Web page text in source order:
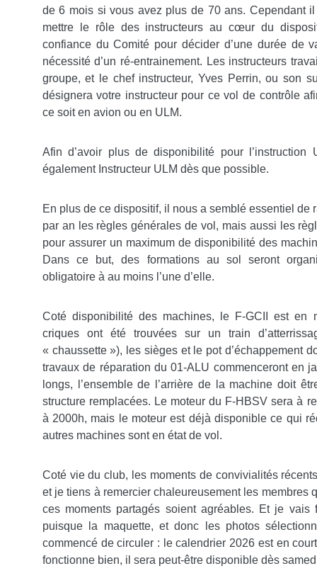
de 6 mois si vous avez plus de 70 ans. Cependant il
mettre le rôle des instructeurs au cœur du
confiance du Comité pour décider d’une durée de
nécessité d’un ré-entrainement. Les instructeurs
groupe, et le chef instructeur, Yves Perrin, ou son
désignera votre instructeur pour ce vol de contrôle
ce soit en avion ou en ULM.
Afin d’avoir plus de disponibilité pour l’instruction
également Instructeur ULM dès que possible.
En plus de ce dispositif, il nous a semblé essentiel de
par an les règles générales de vol, mais aussi les
pour assurer un maximum de disponibilité des
Dans ce but, des formations au sol seront
obligatoire à au moins l’une d’elle.
Coté disponibilité des machines, le F-GCII est en
criques ont été trouvées sur un train
« chaussette »), les sièges et le pot d’échappement
travaux de réparation du 01-ALU commenceront en
longs, l’ensemble de l’arrière de la machine doit
structure remplacées. Le moteur du F-HBSV sera à
à 2000h, mais le moteur est déjà disponible ce qui
autres machines sont en état de vol.
Coté vie du club, les moments de convivialités
et je tiens à remercier chaleureusement les membres
ces moments partagés soient agréables. Et je vais
puisque la maquette, et donc les photos
commencé de circuler : le calendrier 2026 est en
fonctionne bien, il sera peut-être disponible dès